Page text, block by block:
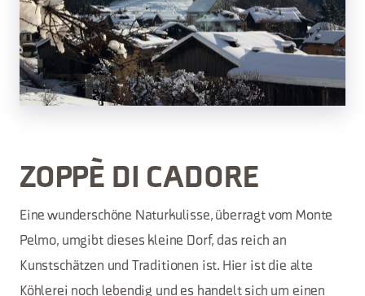
ZOPPÈ DI CADORE
Eine wunderschöne Naturkulisse, überragt vom Monte
Pelmo, umgibt dieses kleine Dorf, das reich an
Kunstschätzen und Traditionen ist. Hier ist die alte
Köhlerei noch lebendig und es handelt sich um einen